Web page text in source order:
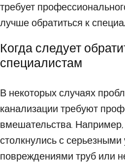
требует
лучше обратиться к
Когда следует
специалистам
В некоторых случаях
канализации требуют
вмешательства.
столкнулись с серьезными
повреждениями труб или